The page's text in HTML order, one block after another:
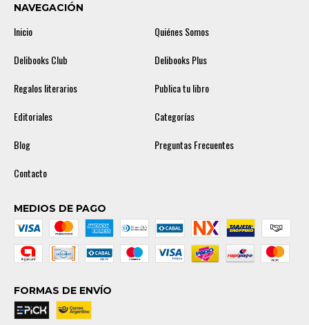
NAVEGACIÓN
Inicio
Quiénes Somos
Delibooks Club
Delibooks Plus
Regalos literarios
Publica tu libro
Editoriales
Categorías
Blog
Preguntas Frecuentes
Contacto
MEDIOS DE PAGO
FORMAS DE ENVÍO